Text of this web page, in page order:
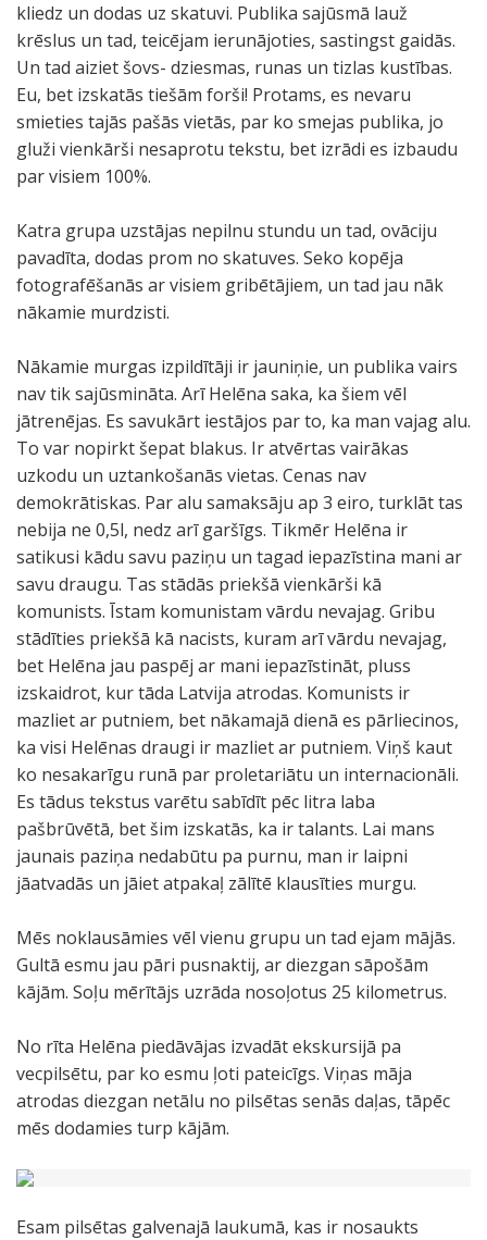
kliedz un dodas uz skatuvi. Publika sajūsmā lauž
krēslus un tad, teicējam ierunājoties, sastingst gaidās.
Un tad aiziet šovs- dziesmas, runas un tizlas kustības.
Eu, bet izskatās tiešām forši! Protams, es nevaru
smieties tajās pašās vietās, par ko smejas publika, jo
gluži vienkārši nesaprotu tekstu, bet izrādi es izbaudu
par visiem 100%.
Katra grupa uzstājas nepilnu stundu un tad, ovāciju
pavadīta, dodas prom no skatuves. Seko kopēja
fotografēšanās ar visiem gribētājiem, un tad jau nāk
nākamie murdzisti.
Nākamie murgas izpildītāji ir jauniņie, un publika vairs
nav tik sajūsmināta. Arī Helēna saka, ka šiem vēl
jātrenējas. Es savukārt iestājos par to, ka man vajag alu.
To var nopirkt šepat blakus. Ir atvērtas vairākas
uzkodu un uztankošanās vietas. Cenas nav
demokrātiskas. Par alu samaksāju ap 3 eiro, turklāt tas
nebija ne 0,5l, nedz arī garšīgs. Tikmēr Helēna ir
satikusi kādu savu paziņu un tagad iepazīstina mani ar
savu draugu. Tas stādās priekšā vienkārši kā
komunists. Īstam komunistam vārdu nevajag. Gribu
stādīties priekšā kā nacists, kuram arī vārdu nevajag,
bet Helēna jau paspēj ar mani iepazīstināt, pluss
izskaidrot, kur tāda Latvija atrodas. Komunists ir
mazliet ar putniem, bet nākamajā dienā es pārliecinos,
ka visi Helēnas draugi ir mazliet ar putniem. Viņš kaut
ko nesakarīgu runā par proletariātu un internacionāli.
Es tādus tekstus varētu sabīdīt pēc litra laba
pašbrūvētā, bet šim izskatās, ka ir talants. Lai mans
jaunais paziņa nedabūtu pa purnu, man ir laipni
jāatvadās un jāiet atpakaļ zālītē klausīties murgu.
Mēs noklausāmies vēl vienu grupu un tad ejam mājās.
Gultā esmu jau pāri pusnaktij, ar diezgan sāpošām
kājām. Soļu mērītājs uzrāda nosoļotus 25 kilometrus.
No rīta Helēna piedāvājas izvadāt ekskursijā pa
vecpilsētu, par ko esmu ļoti pateicīgs. Viņas māja
atrodas diezgan netālu no pilsētas senās daļas, tāpēc
mēs dodamies turp kājām.
Esam pilsētas galvenajā laukumā, kas ir nosaukts